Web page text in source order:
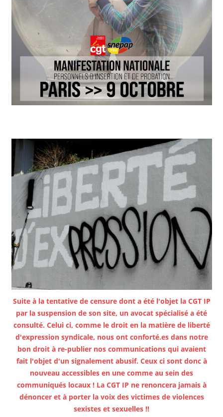
Suite à la tentative de censure dont a été l'objet la CGT IP
par la suspension de son site, un avocat spécialisé a été
consulté. Celui ci, comme le droit en la matière de liberté
d'expression syndicale, nous ont conforté.es dans notre
bon droit à re-publier nos communications qui avaient
fait l'objet d'un signalement abusif. Ceux ci sont donc à
nouveau accessibles en une comme au sein des
communiqués locaux ! La CGT IP ne renoncera jamais à
dénoncer et à porter la voix des victimes de violences
sexistes et sexuelles !!